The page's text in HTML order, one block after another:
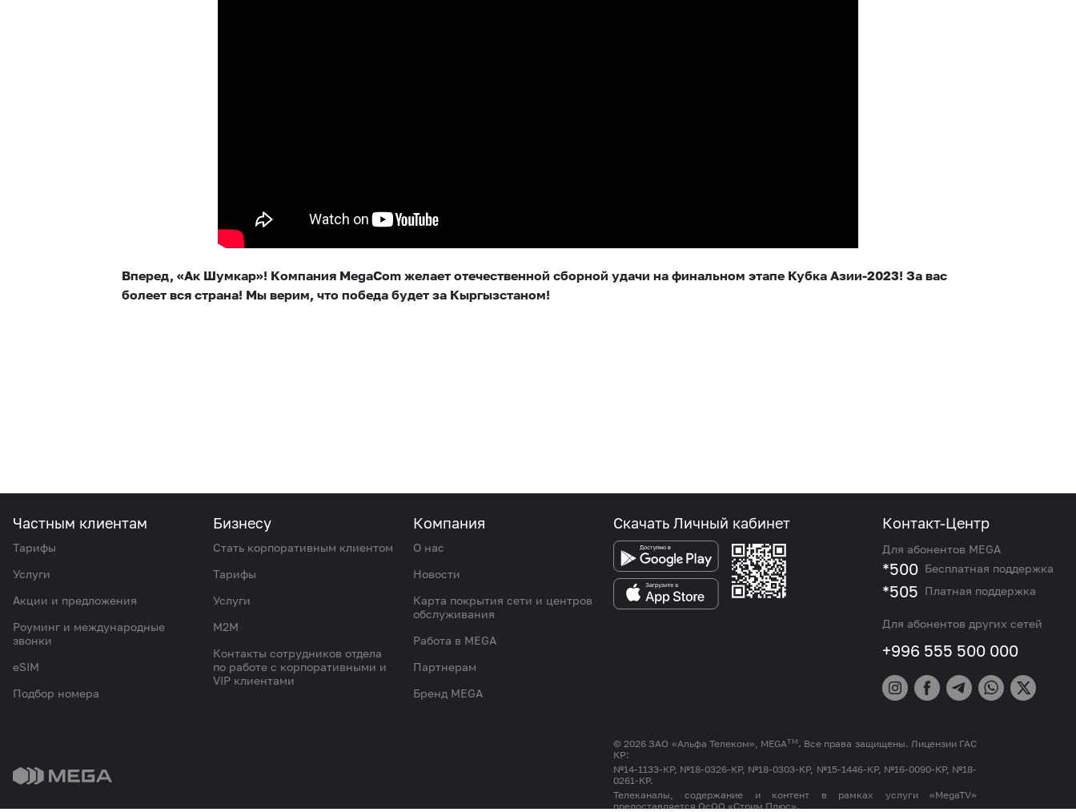
Вперед, «Ак Шумкар»! Компания MegaCom желает отечественной сборной удачи на финальном этапе Кубка Азии-2023! За вас
болеет вся страна! Мы верим, что победа будет за Кыргызстаном!
Частным клиентам
Тарифы
Услуги
Акции и предложения
Роуминг и международные
звонки
eSIM
Подбор номера
Бизнесу
Стать корпоративным клиентом
Тарифы
Услуги
M2M
Контакты сотрудников отдела
по работе с корпоративными и
VIP клиентами
Компания
О нас
Новости
Карта покрытия сети и центров
обслуживания
Работа в MEGA
Партнерам
Бренд MEGA
Скачать Личный кабинет Контакт-Центр
Для абонентов MEGA
*500 Бесплатная поддержка
*505 Платная поддержка
Для абонентов других сетей
+996 555 500 000
© 2026 ЗАО «Альфа Телеком», MEGATM. Все права защищены. Лицензии ГАС
КР:
№14-1133-КР, №18-0326-КР, №18-0303-КР, №15-1446-КР, №16-0090-КР, №18-
0261-КР.
Телеканалы, содержание и контент в рамках услуги «MegaTV»
предоставляется ОсОО «Стрим Плюс».